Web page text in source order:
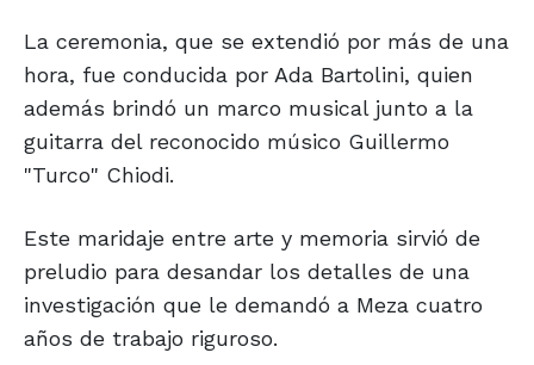
La ceremonia, que se extendió por más de una
hora, fue conducida por Ada Bartolini, quien
además brindó un marco musical junto a la
guitarra del reconocido músico Guillermo
"Turco" Chiodi.
Este maridaje entre arte y memoria sirvió de
preludio para desandar los detalles de una
investigación que le demandó a Meza cuatro
años de trabajo riguroso.